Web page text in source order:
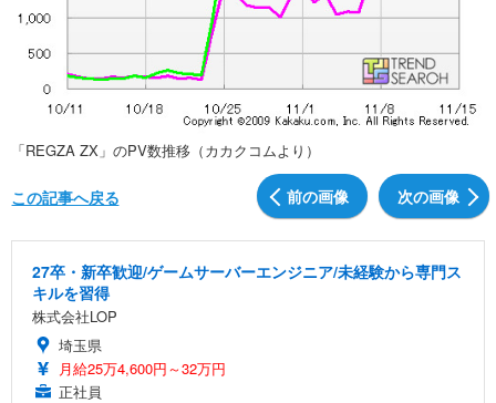
「REGZA ZX」のPV数推移（カカクコムより）
前の画像 次の画像
この記事へ戻る
27卒・新卒歓迎/ゲームサーバーエンジニア/未経験から専門ス
キルを習得
株式会社LOP
埼玉県
月給25万4,600円～32万円
正社員